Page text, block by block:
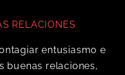
RELACIONES
entusiasmo e
buenas relaciones,